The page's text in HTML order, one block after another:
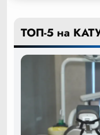
ТОП-5 на